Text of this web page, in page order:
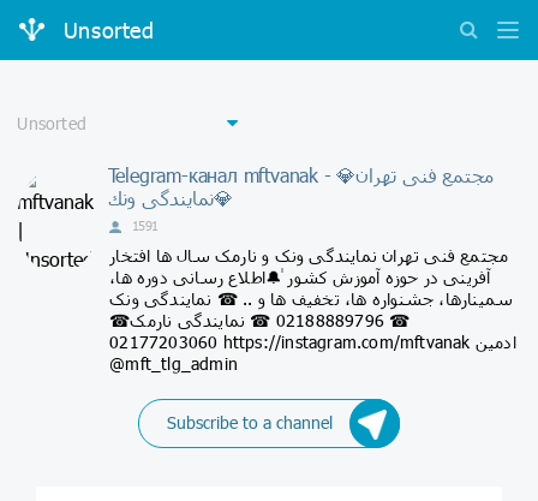
Unsorted
Telegram-канал mftvanak - 💎مجتمع فنى تهران
نمايندگى ونك💎
1591
مجتمع فنی تهران نمایندگی ونک و نارمک سال ها افتخار
آفرینی در حوزه آموزش کشور ٰ🔔اطلاع رسانی دوره ها،
سمینارها، جشنواره ها، تخفیف ها و .. ☎ نمایندگی ونک
☎ 02188889796 ☎ نمایندگی نارمک☎
02177203060 https://instagram.com/mftvanak ادمین
@mft_tlg_admin
Subscribe to a channel